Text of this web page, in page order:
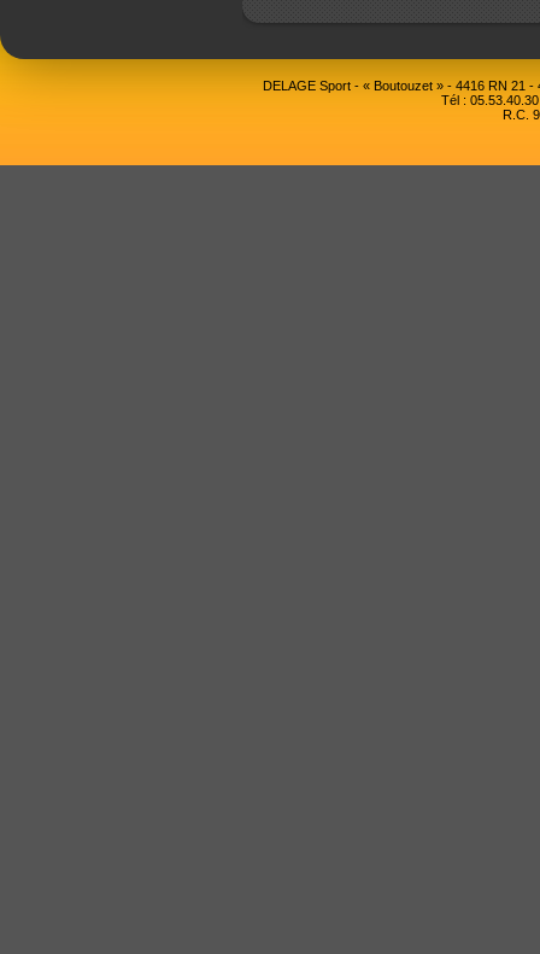
DELAGE Sport - « Boutouzet » - 4416 RN 21
Tél :
R.C.